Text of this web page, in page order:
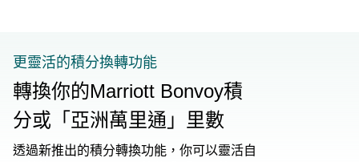
更靈活的積分換轉功能
轉換你的Marriott Bonvoy積
分或「亞洲萬里通」里數
透過新推出的積分轉換功能，你可以靈活自